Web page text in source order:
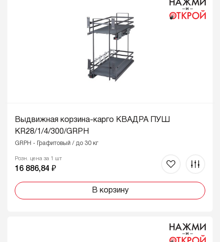
Выдвижная корзина-карго КВАДРА ПУШ
KR28/1/4/300/GRPH
GRPH - Графитовый / до 30 кг
Розн. цена за 1 шт
16 886,84 ₽
В корзину